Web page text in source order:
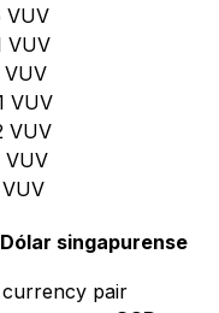
VUV
VUV
VUV
VUV
VUV
VUV
VUV
singapurense
currency pair